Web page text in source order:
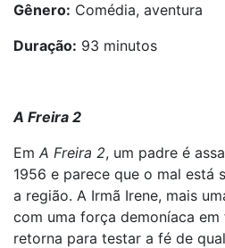
Gênero: Comédia, aventura
Duração: 93 minutos
A Freira 2
Em A Freira 2, um padre é
1956 e parece que o mal está
a região. A Irmã Irene, mais
com uma força demoníaca
retorna para testar a fé de